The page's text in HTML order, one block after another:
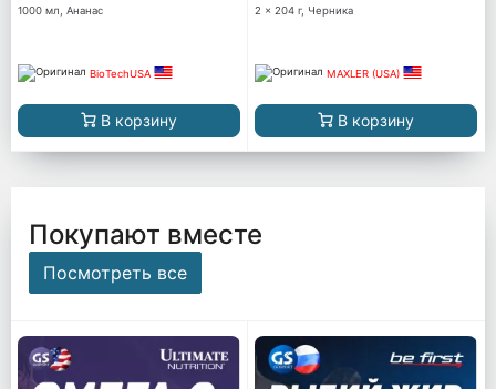
1000 мл, Ананас
BioTechUSA
В корзину
2 x 204 г, Черника
MAXLER (USA)
В корзину
Покупают вместе
Посмотреть все